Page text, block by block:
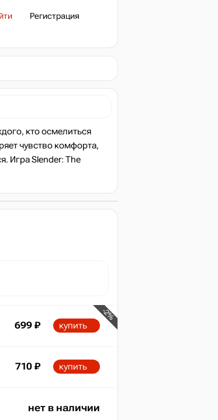
Регистрация
кто осмелиться
чувство комфорта,
Игра Slender: The
-2%
699 ₽ купить
710 ₽ купить
нет в наличии